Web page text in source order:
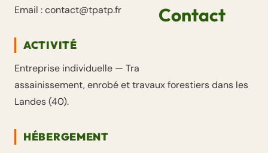
Contact
Email : contact@tpatp.fr
ACTIVITÉ
Entreprise individuelle — Travaux de terrassement,
assainissement, enrobé et travaux forestiers dans les
Landes (40).
HÉBERGEMENT